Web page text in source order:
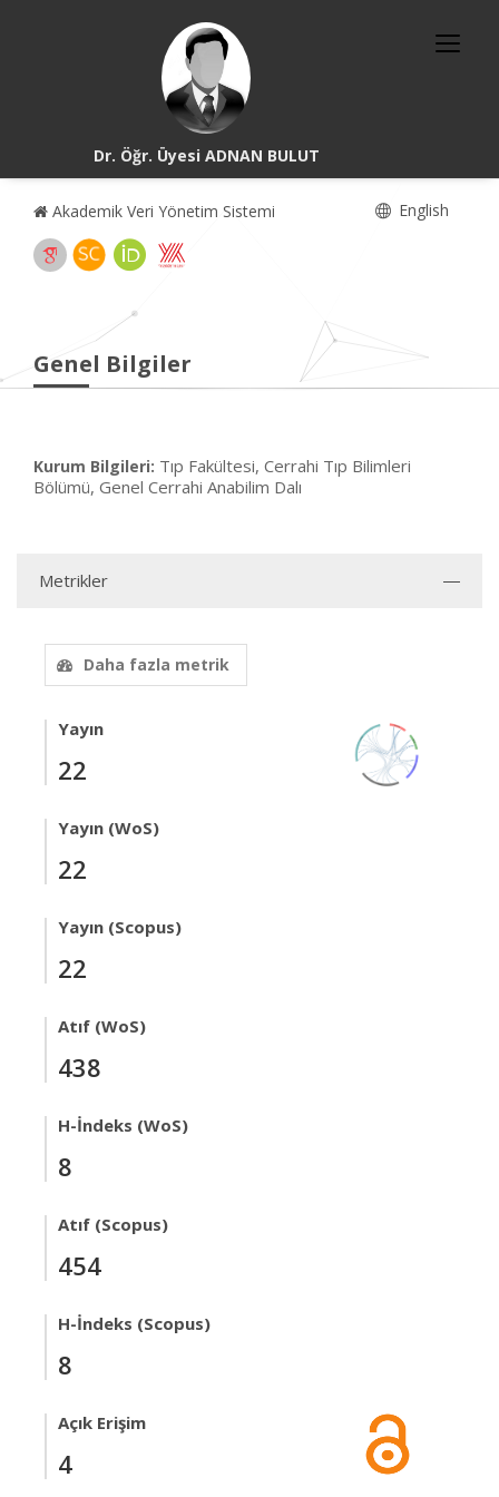
Dr. Öğr. Üyesi ADNAN BULUT
Akademik Veri Yönetim Sistemi English
Genel Bilgiler
Kurum Bilgileri: Tıp Fakültesi, Cerrahi Tıp Bilimleri
Bölümü, Genel Cerrahi Anabilim Dalı
Metrikler
Daha fazla metrik
Yayın
22
Yayın (WoS)
22
Yayın (Scopus)
22
Atıf (WoS)
438
H-İndeks (WoS)
8
Atıf (Scopus)
454
H-İndeks (Scopus)
8
Açık Erişim
4